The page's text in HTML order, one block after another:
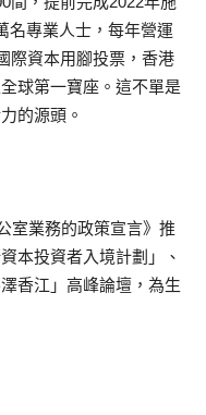
名專業人士，每年營運
際資本用腳投票，香港
球第一寶座。這不單是
的源頭。
室業務的政策宣言》推
本投資者入境計劃」、
香江」高峰論壇，為生